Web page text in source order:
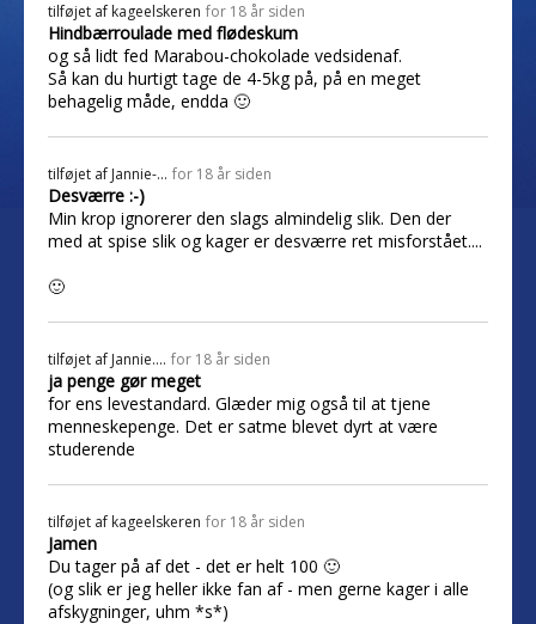
tilføjet af kageelskeren for 18 år siden
Hindbærroulade med flødeskum
og så lidt fed Marabou-chokolade vedsidenaf.
Så kan du hurtigt tage de 4-5kg på, på en meget
behagelig måde, endda 🙂
tilføjet af Jannie-... for 18 år siden
Desværre :-)
Min krop ignorerer den slags almindelig slik. Den der
med at spise slik og kager er desværre ret misforstået....
🙂
tilføjet af Jannie.... for 18 år siden
ja penge gør meget
for ens levestandard. Glæder mig også til at tjene
menneskepenge. Det er satme blevet dyrt at være
studerende
tilføjet af kageelskeren for 18 år siden
Jamen
Du tager på af det - det er helt 100 🙂
(og slik er jeg heller ikke fan af - men gerne kager i alle
afskygninger, uhm *s*)